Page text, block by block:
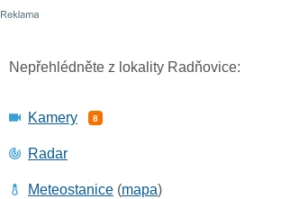
Nepřehlédněte z lokality Radňovice:
Kamery 8
Radar
Meteostanice (mapa)